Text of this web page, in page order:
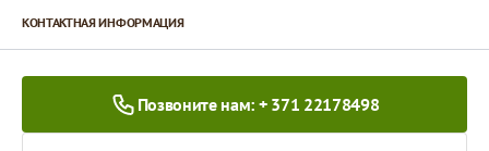
КОНТАКТНАЯ ИНФОРМАЦИЯ
Позвоните нам: + 371 22178498